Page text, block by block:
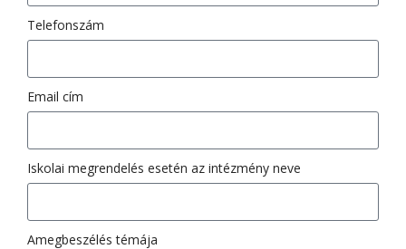
Telefonszám
Email cím
Iskolai megrendelés esetén az intézmény neve
Amegbeszélés témája